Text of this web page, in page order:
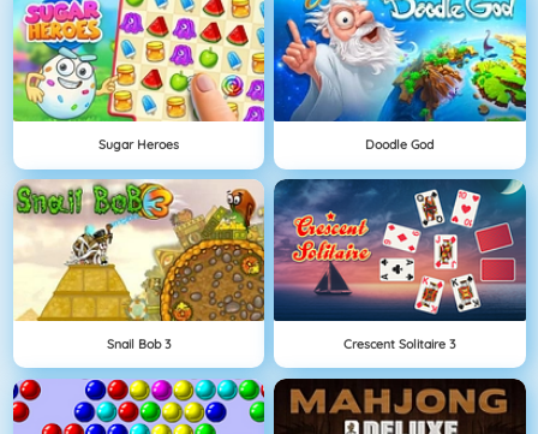
Sugar Heroes Doodle God
Snail Bob 3 Crescent Solitaire 3